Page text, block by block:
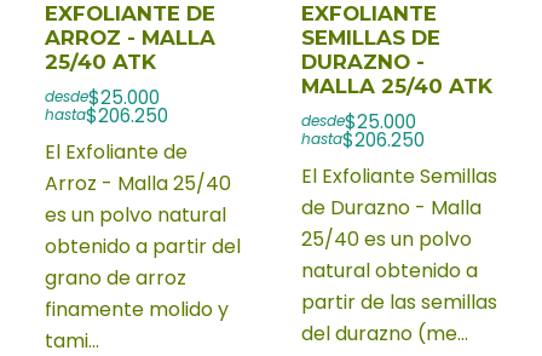
EXFOLIANTE DE
ARROZ - MALLA
25/40 ATK
desde$25.000
hasta$206.250
El Exfoliante de
Arroz - Malla 25/40
es un polvo natural
obtenido a partir del
grano de arroz
finamente molido y
tami...
EXFOLIANTE
SEMILLAS DE
DURAZNO -
MALLA 25/40 ATK
desde$25.000
hasta$206.250
El Exfoliante Semillas
de Durazno - Malla
25/40 es un polvo
natural obtenido a
partir de las semillas
del durazno (me...